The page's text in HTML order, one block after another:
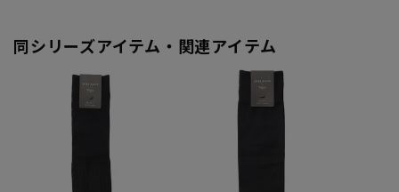
同シリーズアイテム・関連アイテム